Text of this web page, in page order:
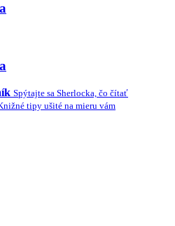
Spýtajte sa Sherlocka, čo čítať
tipy ušité na mieru vám